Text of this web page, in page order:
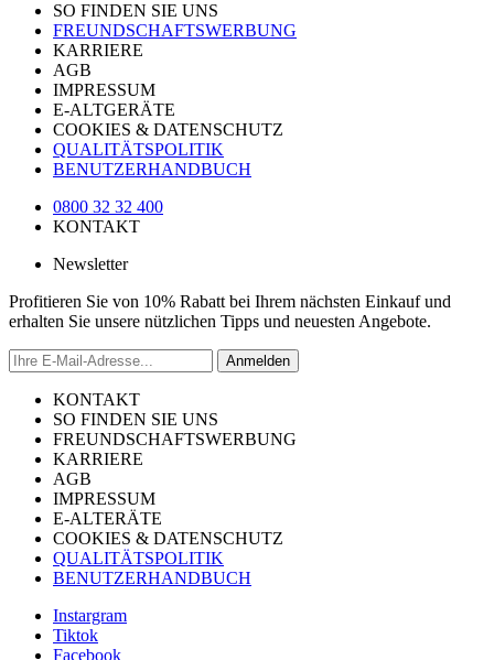
SO FINDEN SIE UNS
FREUNDSCHAFTSWERBUNG
KARRIERE
AGB
IMPRESSUM
E-ALTGERÄTE
COOKIES & DATENSCHUTZ
QUALITÄTSPOLITIK
BENUTZERHANDBUCH
0800 32 32 400
KONTAKT
Newsletter
Profitieren Sie von 10% Rabatt bei Ihrem nächsten Einkauf und
erhalten Sie unsere nützlichen Tipps und neuesten Angebote.
Anmelden
KONTAKT
SO FINDEN SIE UNS
FREUNDSCHAFTSWERBUNG
KARRIERE
AGB
IMPRESSUM
E-ALTERÄTE
COOKIES & DATENSCHUTZ
QUALITÄTSPOLITIK
BENUTZERHANDBUCH
Instargram
Tiktok
Facebook